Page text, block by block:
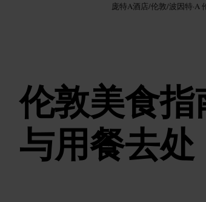
庞特A酒店/伦敦/波因特·A
伦敦美食
与用餐去处